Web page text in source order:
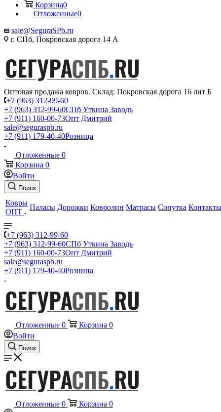
Корзина0
Отложенные0
sale@SeguraSPb.ru
г. СПб, Покровская дорога 14 А
Оптовая продажа ковров. Склад: Покровская дорога 16 лит Б
+7 (963) 312-99-60
+7 (963) 312-99-60СПб Уткина Заводь
+7 (911) 160-00-73Опт Дмитрий
sale@seguraspb.ru
+7 (911) 179-40-40Розница
Отложенные 0
Корзина 0
Войти
Поиск
Ковры
ОПТ
Паласы Дорожки Ковролин Матрасы Сопутка Контакты
+7 (963) 312-99-60
+7 (963) 312-99-60СПб Уткина Заводь
+7 (911) 160-00-73Опт Дмитрий
sale@seguraspb.ru
+7 (911) 179-40-40Розница
Отложенные 0 Корзина 0
Войти
Поиск
Отложенные 0 Корзина 0